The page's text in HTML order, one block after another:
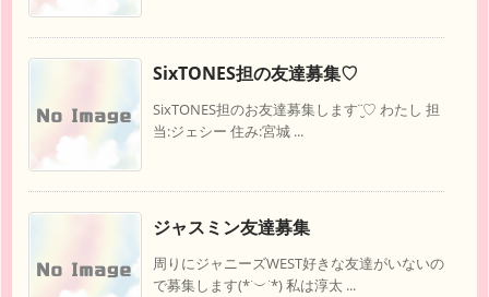
SixTONES担の友達募集♡
SixTONES担のお友達募集します¨̮♡ わたし 担
当:ジェシー 住み:宮城 ...
ジャスミン友達募集
周りにジャニーズWEST好きな友達がいないの
で募集します(*˙︶˙*) 私は淳太 ...